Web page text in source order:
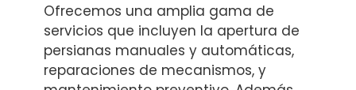
Ofrecemos una amplia gama de
servicios que incluyen la apertura de
persianas manuales y automáticas,
reparaciones de mecanismos, y